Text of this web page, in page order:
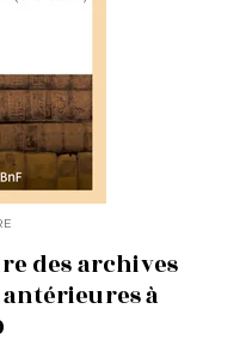
des archives
à